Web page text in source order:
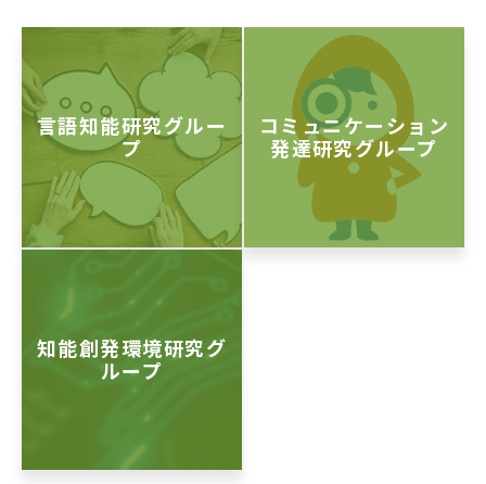
言語知能研究グルー
プ
コミュニケーション
発達研究グループ
知能創発環境研究グ
ループ